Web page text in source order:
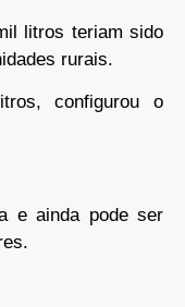
litros teriam sido
rurais.
configurou o
e ainda pode ser